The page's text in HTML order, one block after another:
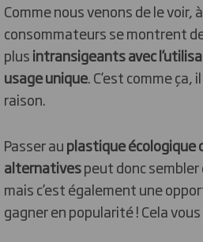
Comme nous venons de le voir,
consommateurs se montrent
plusintransigeants avec
usage unique. C’est comme
raison.
Passer auplastique écologique
alternativespeut donc
mais c’est également une
gagner en popularité ! Cela